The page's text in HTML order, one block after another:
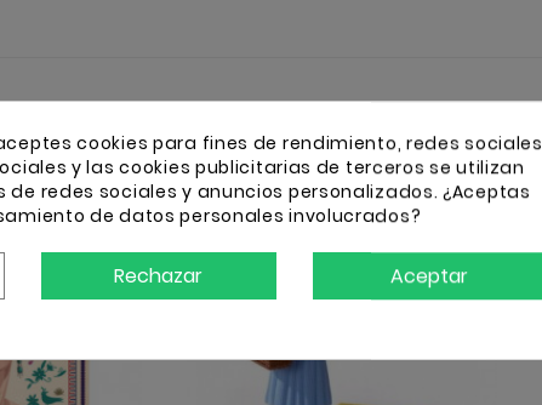
16 OTROS PRODUCTOS
cookies para fines de rendimiento, redes sociales
y las cookies publicitarias de terceros se utilizan
redes sociales y anuncios personalizados. ¿Aceptas
de datos personales involucrados?
Rechazar Aceptar